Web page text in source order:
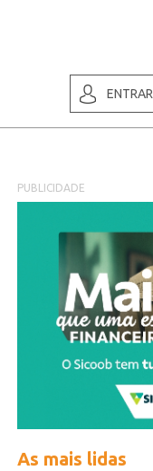
ENTRAR
PUBLICIDADE
As mais lidas